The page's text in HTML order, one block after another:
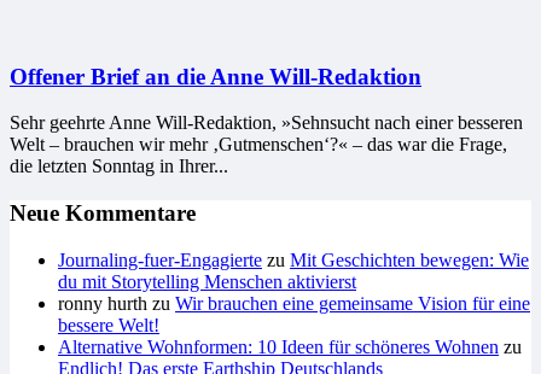
Offener Brief an die Anne Will-Redaktion
Sehr geehrte Anne Will-Redaktion, »Sehnsucht nach einer besseren
Welt – brauchen wir mehr ‚Gutmenschen‘?« – das war die Frage,
die letzten Sonntag in Ihrer...
Neue Kommentare
Journaling-fuer-Engagierte zu Mit Geschichten bewegen: Wie
du mit Storytelling Menschen aktivierst
ronny hurth zu Wir brauchen eine gemeinsame Vision für eine
bessere Welt!
Alternative Wohnformen: 10 Ideen für schöneres Wohnen zu
Endlich! Das erste Earthship Deutschlands